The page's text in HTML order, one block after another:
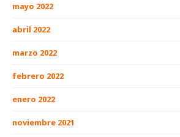
mayo 2022
abril 2022
marzo 2022
febrero 2022
enero 2022
noviembre 2021